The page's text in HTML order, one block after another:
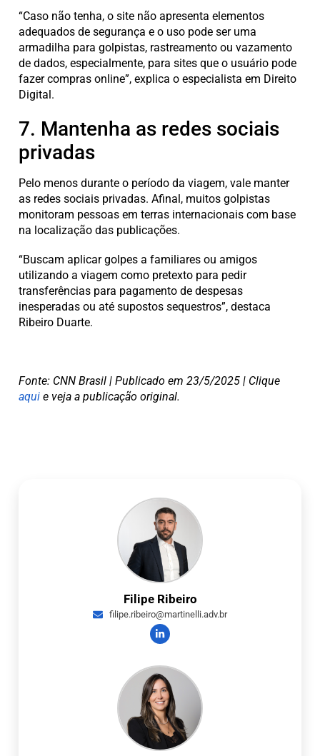
“Caso não tenha, o site não apresenta elementos
adequados de segurança e o uso pode ser uma
armadilha para golpistas, rastreamento ou vazamento
de dados, especialmente, para sites que o usuário pode
fazer compras online”, explica o especialista em Direito
Digital.
7. Mantenha as redes sociais
privadas
Pelo menos durante o período da viagem, vale manter
as redes sociais privadas. Afinal, muitos golpistas
monitoram pessoas em terras internacionais com base
na localização das publicações.
“Buscam aplicar golpes a familiares ou amigos
utilizando a viagem como pretexto para pedir
transferências para pagamento de despesas
inesperadas ou até supostos sequestros”, destaca
Ribeiro Duarte.
Fonte: CNN Brasil | Publicado em 23/5/2025 | Clique
aqui e veja a publicação original.
Filipe Ribeiro
filipe.ribeiro@martinelli.adv.br